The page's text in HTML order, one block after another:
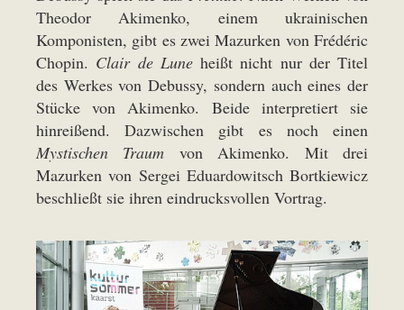
Theodor Akimenko, einem ukrainischen
Komponisten, gibt es zwei Mazurken von Frédéric
Chopin. Clair de Luneheißt nicht nur der Titel
des Werkes von Debussy, sondern auch eines der
Stücke von Akimenko. Beide interpretiert sie
hinreißend. Dazwischen gibt es noch einen
Mystischen Traum von Akimenko. Mit drei
Mazurken von Sergei Eduardowitsch Bortkiewicz
beschließt sie ihren eindrucksvollen Vortrag.